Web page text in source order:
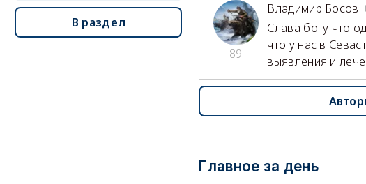
89
Владимир Босов
Слава богу что
что у нас в
выявления и
Главное за день
В раздел